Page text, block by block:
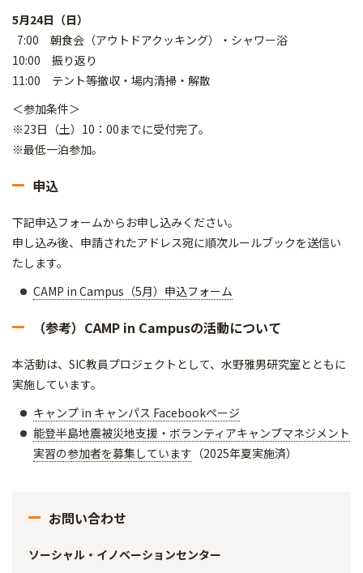
5月24日（日）
7:00 朝食会（アウトドアクッキング）・シャワー浴
10:00 振り返り
11:00 テント等撤収・場内清掃・解散
＜参加条件＞
※23日（土）10：00までに受付完了。
※最低一泊参加。
申込
下記申込フォームからお申し込みください。
申し込み後、申請されたアドレス宛に順次ルールブックを送信い
たします。
CAMP in Campus（5月）申込フォーム
（参考）CAMP in Campusの活動について
本活動は、SIC教員プロジェクトとして、水野雅男研究室とともに
実施しています。
キャンプ in キャンパス Facebookページ
能登半島地震被災地支援・ボランティアキャンプマネジメント
実習の参加者を募集しています （2025年夏実施済）
お問い合わせ
ソーシャル・イノベーションセンター